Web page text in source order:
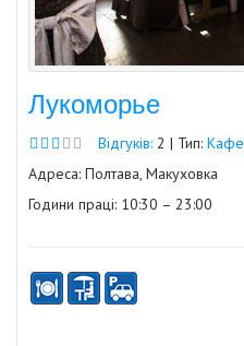
Лукоморье
Відгуків: 2 | Тип: Кафе
Адреса: Полтава, Макуховка
Години праці: 10:30 – 23:00